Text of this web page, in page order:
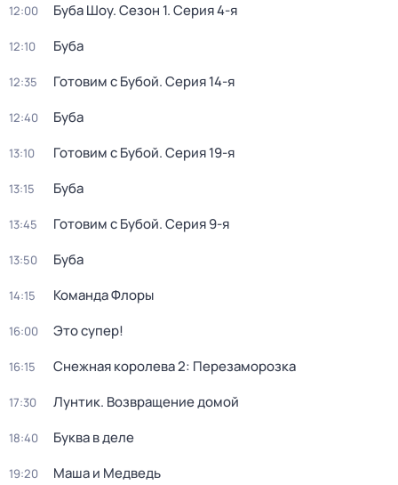
12:00 Буба Шоу. Сезон 1. Серия 4-я
12:10 Буба
12:35 Готовим с Бубой. Серия 14-я
12:40 Буба
13:10 Готовим с Бубой. Серия 19-я
13:15 Буба
13:45 Готовим с Бубой. Серия 9-я
13:50 Буба
14:15 Команда Флоры
16:00 Это супер!
16:15 Снежная королева 2: Перезаморозка
17:30 Лунтик. Возвращение домой
18:40 Буква в деле
19:20 Маша и Медведь